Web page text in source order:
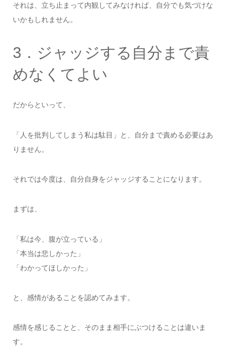
それは、立ち止まって内観してみなければ、自分でも気づけな
いかもしれません。
3．ジャッジする自分まで責
めなくてよい
だからといって、
「人を批判してしまう私は駄目」と、自分まで責める必要はあ
りません。
それでは今度は、自分自身をジャッジすることになります。
まずは、
「私は今、腹が立っている」
「本当は悲しかった」
「わかってほしかった」
と、感情があることを認めてみます。
感情を感じることと、そのまま相手にぶつけることは違いま
す。